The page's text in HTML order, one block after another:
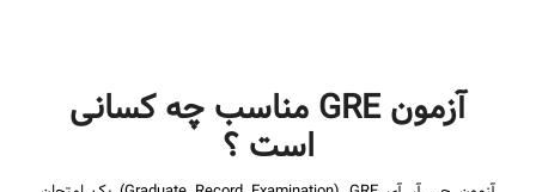
آزمون GRE مناسب چه کسانی
است ؟